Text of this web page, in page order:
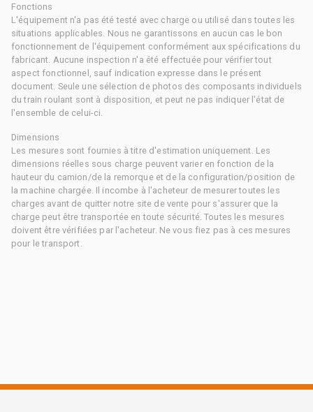
Fonctions
L'équipement n'a pas été testé avec charge ou utilisé dans toutes les
situations applicables. Nous ne garantissons en aucun cas le bon
fonctionnement de l'équipement conformément aux spécifications du
fabricant. Aucune inspection n'a été effectuée pour vérifier tout
aspect fonctionnel, sauf indication expresse dans le présent
document. Seule une sélection de photos des composants individuels
du train roulant sont à disposition, et peut ne pas indiquer l'état de
l'ensemble de celui-ci.
Dimensions
Les mesures sont fournies à titre d'estimation uniquement. Les
dimensions réelles sous charge peuvent varier en fonction de la
hauteur du camion/de la remorque et de la configuration/position de
la machine chargée. Il incombe à l'acheteur de mesurer toutes les
charges avant de quitter notre site de vente pour s'assurer que la
charge peut être transportée en toute sécurité. Toutes les mesures
doivent être vérifiées par l'acheteur. Ne vous fiez pas à ces mesures
pour le transport.